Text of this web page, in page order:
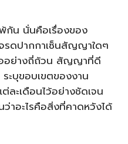
กัน นั่นคือเรื่องของ
รดปากกาเซ็นสัญญาใดๆ
ออย่างถี่ถ้วน สัญญาที่ดี
ะบุขอบเขตของงาน
ละเดือนไว้อย่างชัดเจน
ว่าอะไรคือสิ่งที่คาดหวังได้